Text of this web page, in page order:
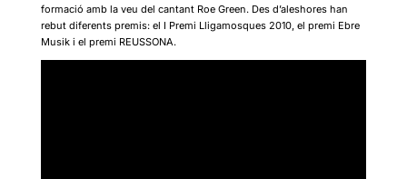
formació amb la veu del cantant Roe Green. Des d’aleshores han
rebut diferents premis: el I Premi Lligamosques 2010, el premi Ebre
Musik i el premi REUSSONA.